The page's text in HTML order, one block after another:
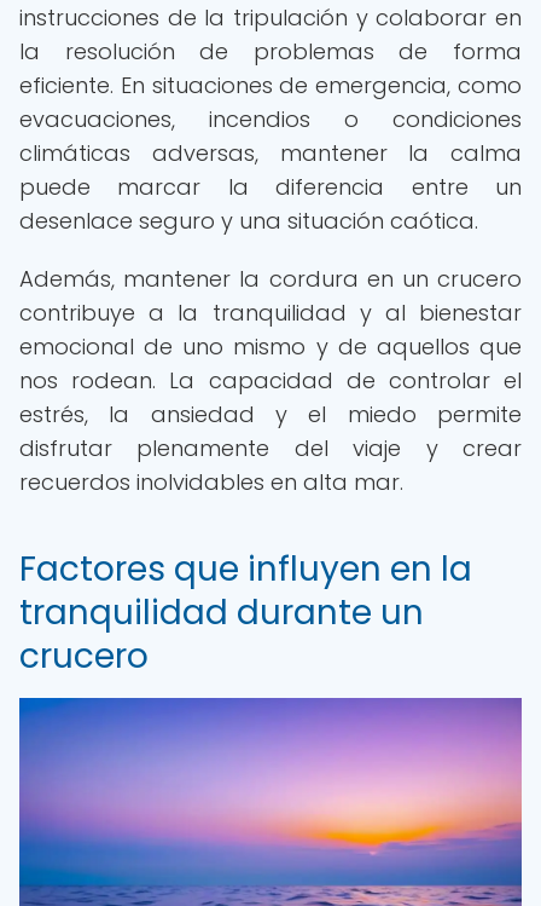
instrucciones de la tripulación y colaborar en
la resolución de problemas de forma
eficiente. En situaciones de emergencia, como
evacuaciones, incendios o condiciones
climáticas adversas, mantener la calma
puede marcar la diferencia entre un
desenlace seguro y una situación caótica.
Además, mantener la cordura en un crucero
contribuye a la tranquilidad y al bienestar
emocional de uno mismo y de aquellos que
nos rodean. La capacidad de controlar el
estrés, la ansiedad y el miedo permite
disfrutar plenamente del viaje y crear
recuerdos inolvidables en alta mar.
Factores que influyen en la
tranquilidad durante un
crucero